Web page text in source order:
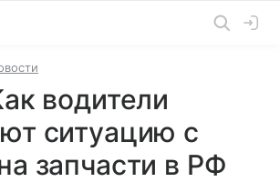
водители
ситуацию с
запчасти в РФ